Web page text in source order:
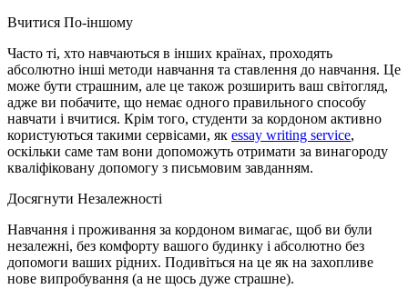
Вчитися По-іншому
Часто ті, хто навчаються в інших країнах, проходять
абсолютно інші методи навчання та ставлення до навчання. Це
може бути страшним, але це також розширить ваш світогляд,
адже ви побачите, що немає одного правильного способу
навчати і вчитися. Крім того, студенти за кордоном активно
користуються такими сервісами, як essay writing service,
оскільки саме там вони допоможуть отримати за винагороду
кваліфіковану допомогу з письмовим завданням.
Досягнути Незалежності
Навчання і проживання за кордоном вимагає, щоб ви були
незалежні, без комфорту вашого будинку і абсолютно без
допомоги ваших рідних. Подивіться на це як на захопливе
нове випробування (а не щось дуже страшне).